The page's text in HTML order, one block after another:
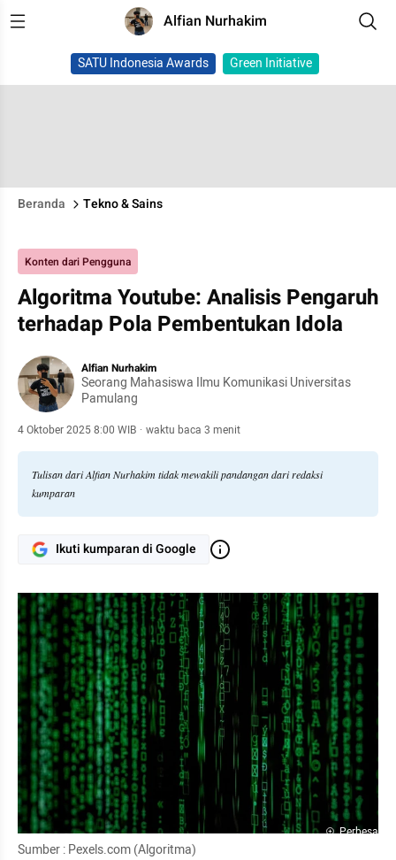
Alfian Nurhakim
SATU Indonesia Awards Green Initiative
Beranda Tekno & Sains
Konten dari Pengguna
Algoritma Youtube: Analisis Pengaruh
terhadap Pola Pembentukan Idola
Alfian Nurhakim
Seorang Mahasiswa Ilmu Komunikasi Universitas
Pamulang
4 Oktober 2025 8:00 WIB · waktu baca 3 menit
Tulisan dari Alfian Nurhakim tidak mewakili pandangan dari redaksi
kumparan
Ikuti kumparan di Google
Perbesar
Sumber : Pexels.com (Algoritma)